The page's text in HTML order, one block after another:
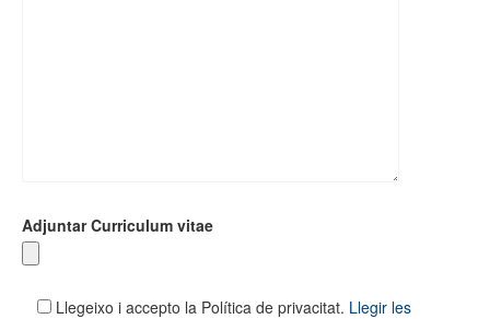
Adjuntar Curriculum vitae
Llegeixo i accepto la Política de privacitat. Llegir les